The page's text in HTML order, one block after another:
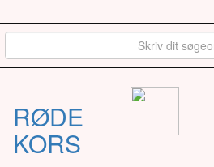
RØDE
KORS